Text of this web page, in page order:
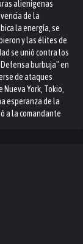
alienígenas
de la
la energía, se
y las élites de
se unió contra los
burbuja" en
de ataques
York, Tokio,
esperanza de la
a la comandante